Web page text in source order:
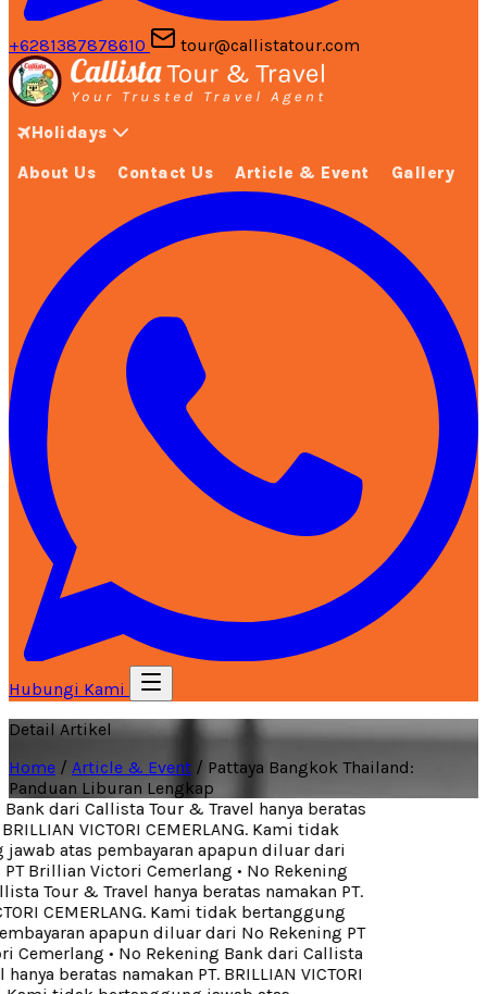
+6281387878610 tour@callistatour.com
Holidays
About Us Contact Us Article & Event Gallery
Hubungi Kami
Detail Artikel
Home / Article & Event / Pattaya Bangkok Thailand:
Panduan Liburan Lengkap
dari Callista Tour & Travel hanya beratas
VICTORI CEMERLANG. Kami tidak
atas pembayaran apapun diluar dari
Brillian Victori Cemerlang• No Rekening
Tour & Travel hanya beratas namakan PT.
CEMERLANG. Kami tidak bertanggung
apapun diluar dari No Rekening PT
Cemerlang• No Rekening Bank dari Callista
beratas namakan PT. BRILLIAN VICTORI